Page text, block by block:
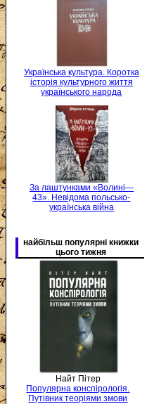
Українська культура. Коротка
історія культурного життя
українського народа
За лаштунками «Волині—
43». Невідома польсько-
українська війна
найбільш популярні книжки
цього тижня
Найт Пітер
Популярна конспірологія.
Путівник теоріями змови